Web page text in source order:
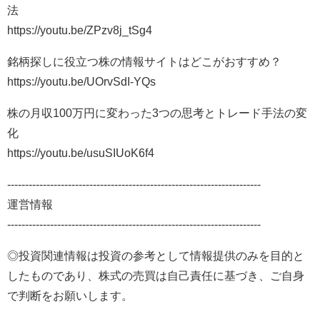
法
https://youtu.be/ZPzv8j_tSg4
銘柄探しに役立つ株の情報サイトはどこがおすすめ？
https://youtu.be/UOrvSdI-YQs
株の月収100万円に変わった3つの思考とトレード手法の変
化
https://youtu.be/usuSIUoK6f4
-----------------------------------------------------------------------
運営情報
-----------------------------------------------------------------------
◎投資関連情報は投資の参考として情報提供のみを目的と
したものであり、株式の売買は自己責任に基づき、ご自身
で判断をお願いします。